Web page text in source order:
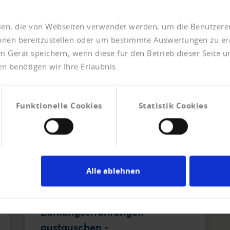
die von Webseiten verwendet werden, um die
bereitzustellen oder um bestimmte Auswertungen zu
Gerät speichern, wenn diese für den Betrieb dieser Seite
benötigen wir Ihre Erlaubnis.
Funktionelle Cookies Statistik Cookies
Alle ablehnen
für Tag. Dieser Effekt verstärkt sich in
wirtschaftlich angespannten Zeiten noch
Sie haben offene Rechnungen mit einer
Forderungen. Wir kümmern uns darum!
Zahlungserfahrungen
austauschen -